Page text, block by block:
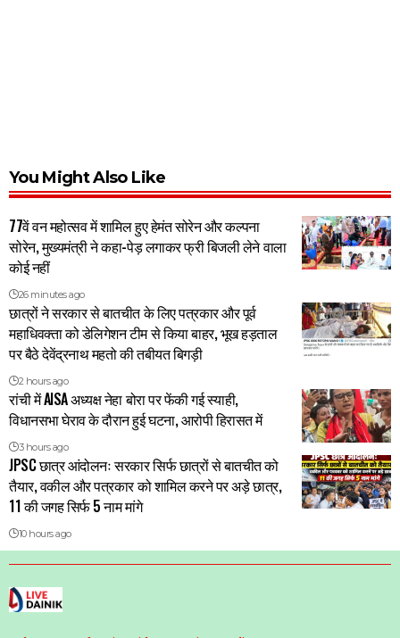
You Might Also Like
77वें वन महोत्सव में शामिल हुए हेमंत सोरेन और कल्पना
सोरेन, मुख्यमंत्री ने कहा-पेड़ लगाकर फ्री बिजली लेने वाला
कोई नहीं
26 minutes ago
छात्रों ने सरकार से बातचीत के लिए पत्रकार और पूर्व
महाधिवक्ता को डेलिगेशन टीम से किया बाहर, भूख हड़ताल
पर बैठे देवेंद्रनाथ महतो की तबीयत बिगड़ी
2 hours ago
रांची में AISA अध्यक्ष नेहा बोरा पर फेंकी गई स्याही,
विधानसभा घेराव के दौरान हुई घटना, आरोपी हिरासत में
3 hours ago
JPSC छात्र आंदोलनः सरकार सिर्फ छात्रों से बातचीत को
तैयार, वकील और पत्रकार को शामिल करने पर अड़े छात्र,
11 की जगह सिर्फ 5 नाम मांगे
10 hours ago